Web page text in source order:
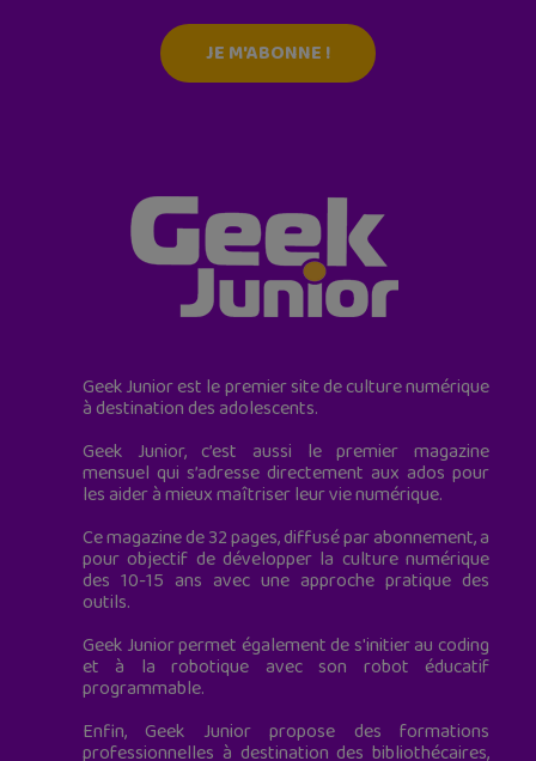
JE M'ABONNE !
Geek Junior est le premier site de culture numérique
à destination des adolescents.
Geek Junior, c’est aussi le premier magazine
mensuel qui s’adresse directement aux ados pour
les aider à mieux maîtriser leur vie numérique.
Ce magazine de 32 pages, diffusé par abonnement, a
pour objectif de développer la culture numérique
des 10-15 ans avec une approche pratique des
outils.
Geek Junior permet également de s'initier au coding
et à la robotique avec son robot éducatif
programmable.
Enfin, Geek Junior propose des formations
professionnelles à destination des bibliothécaires,